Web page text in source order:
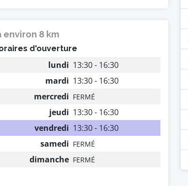
environ 8 km
d'ouverture
lundi 13:30 - 16:30
mardi 13:30 - 16:30
mercredi FERMÉ
jeudi 13:30 - 16:30
vendredi 13:30 - 16:30
samedi FERMÉ
dimanche FERMÉ